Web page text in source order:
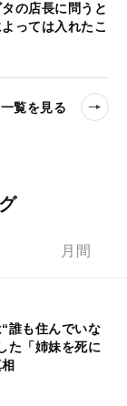
の店長に問うと
っては入れたこ
覧を見る
月間
誰も住んでいな
た「姉妹を死に